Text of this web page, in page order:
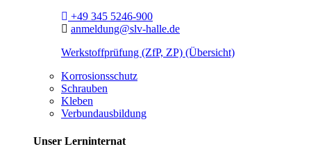
Telefon:
+49 345 5246-900
E-Mail:
anmeldung@slv-halle.de
Werkstoffprüfung (ZfP, ZP) (Übersicht)
Korrosionsschutz
Schrauben
Kleben
Verbundausbildung
Unser Lerninternat